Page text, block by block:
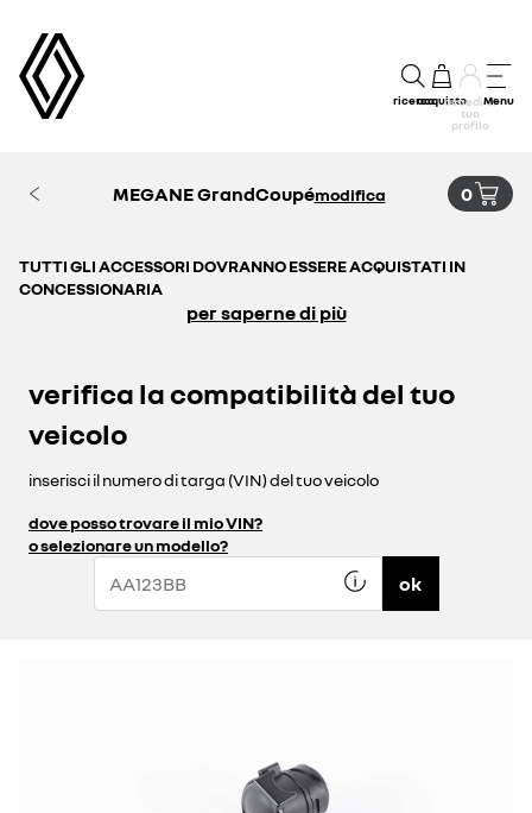
ricercaacquistoaccedi al
tuo
profilo
Menu
MEGANE GrandCoupémodifica 0
TUTTI GLI ACCESSORI DOVRANNO ESSERE ACQUISTATI IN
CONCESSIONARIA
per saperne di più
verifica la compatibilità del tuo
veicolo
inserisci il numero di targa (VIN) del tuo veicolo
dove posso trovare il mio VIN?
o selezionare un modello?
ok